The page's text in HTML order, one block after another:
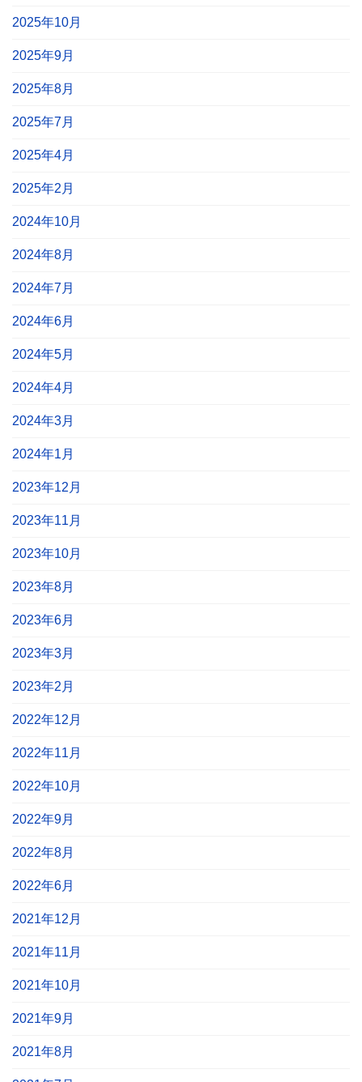
2025年10月
2025年9月
2025年8月
2025年7月
2025年4月
2025年2月
2024年10月
2024年8月
2024年7月
2024年6月
2024年5月
2024年4月
2024年3月
2024年1月
2023年12月
2023年11月
2023年10月
2023年8月
2023年6月
2023年3月
2023年2月
2022年12月
2022年11月
2022年10月
2022年9月
2022年8月
2022年6月
2021年12月
2021年11月
2021年10月
2021年9月
2021年8月